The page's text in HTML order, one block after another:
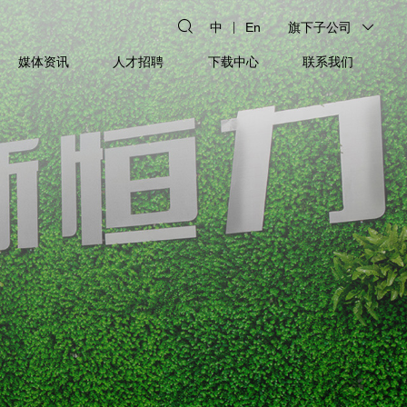
中 En 旗下子公司
媒体资讯 人才招聘 下载中心 联系我们